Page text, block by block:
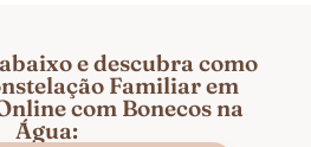
e descubra como
Familiar em
com Bonecos na
Água: